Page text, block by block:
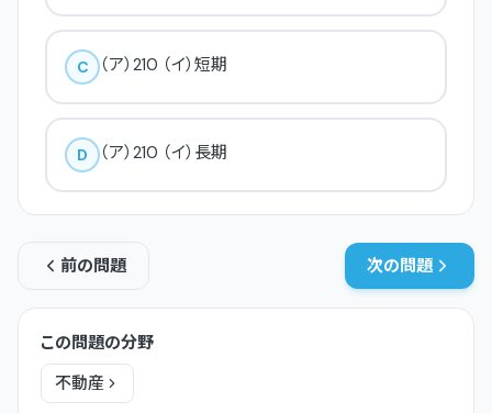
C （ア）210 （イ）短期
D （ア）210 （イ）長期
前の問題 次の問題
この問題の分野
不動産